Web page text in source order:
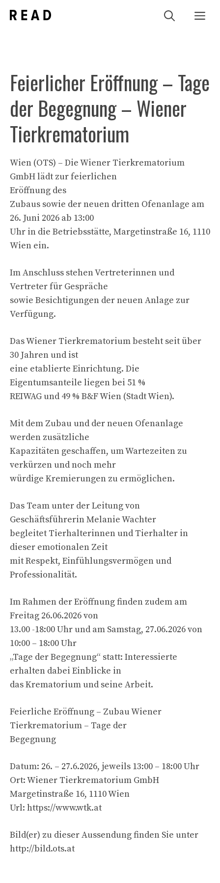
Inhalt
Feierlicher Eröffnung – Tage
der Begegnung – Wiener
Tierkrematorium
Wien (OTS) – Die Wiener Tierkrematorium
GmbH lädt zur feierlichen
Eröffnung des
Zubaus sowie der neuen dritten Ofenanlage am
26. Juni 2026 ab 13:00
Uhr in die Betriebsstätte, Margetinstraße 16, 1110
Wien ein.
Im Anschluss stehen Vertreterinnen und
Vertreter für Gespräche
sowie Besichtigungen der neuen Anlage zur
Verfügung.
Das Wiener Tierkrematorium besteht seit über
30 Jahren und ist
eine etablierte Einrichtung. Die
Eigentumsanteile liegen bei 51 %
REIWAG und 49 % B&F Wien (Stadt Wien).
Mit dem Zubau und der neuen Ofenanlage
werden zusätzliche
Kapazitäten geschaffen, um Wartezeiten zu
verkürzen und noch mehr
würdige Kremierungen zu ermöglichen.
Das Team unter der Leitung von
Geschäftsführerin Melanie Wachter
begleitet Tierhalterinnen und Tierhalter in
dieser emotionalen Zeit
mit Respekt, Einfühlungsvermögen und
Professionalität.
Im Rahmen der Eröffnung finden zudem am
Freitag 26.06.2026 von
13.00 -18:00 Uhr und am Samstag, 27.06.2026 von
10:00 – 18:00 Uhr
„Tage der Begegnung“ statt: Interessierte
erhalten dabei Einblicke in
das Krematorium und seine Arbeit.
Feierliche Eröffnung – Zubau Wiener
Tierkrematorium – Tage der
Begegnung
Datum: 26. – 27.6.2026, jeweils 13:00 – 18:00 Uhr
Ort: Wiener Tierkrematorium GmbH
Margetinstraße 16, 1110 Wien
Url: https://www.wtk.at
Bild(er) zu dieser Aussendung finden Sie unter
http://bild.ots.at